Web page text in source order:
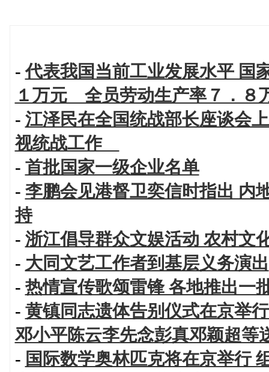
-代表我国当前工业发展水平 国
１万元 全员劳动生产率７．８
- 江泽民在全国统战部长座谈会
视统战工作
- 首批国家一级企业名单
- 李鹏会见港督卫奕信时指出 内
持
- 浙江倡导群众文娱活动 农村文
- 大同文艺工作者到基层义务演出
- 热情宣传歌颂雷锋 各地推出一
- 黄镇同志遗体告别仪式在京举
邓小平陈云李先念彭真邓颖超等
- 国际数学奥林匹克将在京举行